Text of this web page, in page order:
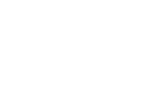
(степень защиты
предназначен
температуры в